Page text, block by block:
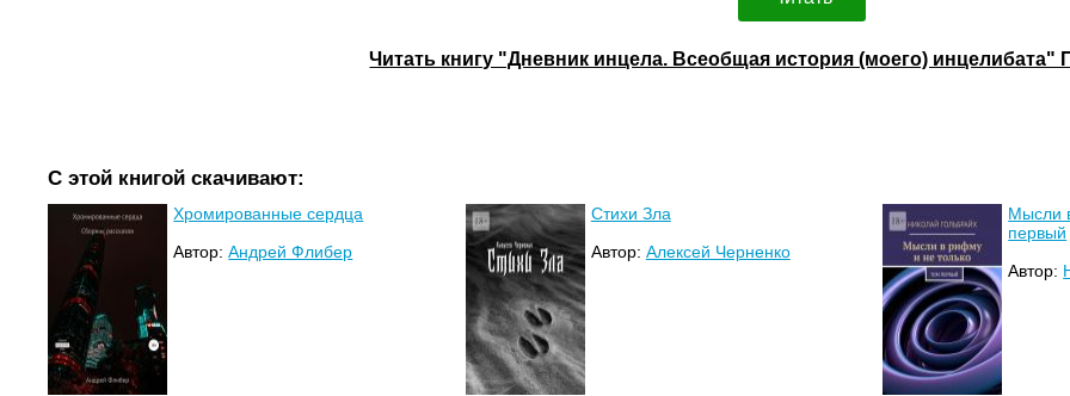
Читать книгу "Дневник инцела. Всеобщая история (моего) инцелибата"
С этой книгой скачивают:
Хромированные сердца
Автор:Андрей Флибер
Стихи Зла
Автор: Алексей Черненко
Мысли
первый
Автор: